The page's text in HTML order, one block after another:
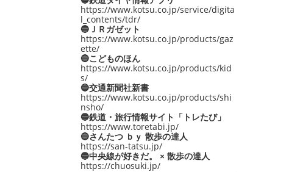
https://www.kotsu.co.jp/service/digita
l_contents/tdr/
🔵ＪＲガゼット
https://www.kotsu.co.jp/products/gaz
ette/
🔵こどものほん
https://www.kotsu.co.jp/products/kid
s/
🔵交通新聞社新書
https://www.kotsu.co.jp/products/shi
nsho/
🔵鉄道・旅行情報サイト「トレたび」
https://www.toretabi.jp/
🔵さんたつ ｂｙ 散歩の達人
https://san-tatsu.jp/
🔵中央線が好きだ。 × 散歩の達人
https://chuosuki.jp/